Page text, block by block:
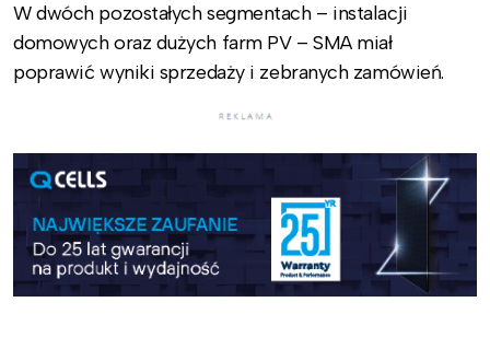
W dwóch pozostałych segmentach – instalacji
domowych oraz dużych farm PV – SMA miał
poprawić wyniki sprzedaży i zebranych zamówień.